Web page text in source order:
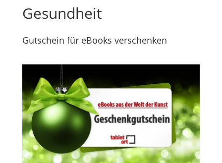
Gesundheit
Gutschein für eBooks verschenken